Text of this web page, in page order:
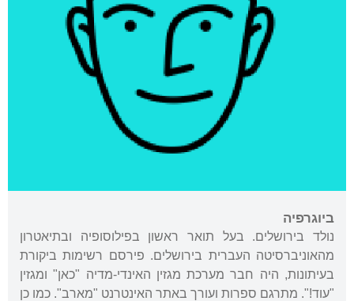
ביוגרפיה
נולד בירושלים. בעל תואר ראשון בפילוסופיה ובתיאטרון
מהאוניברסיטה העברית בירושלים. פירסם רשימות ביקורת
בעיתונות, היה חבר מערכת מגזין האינדי-מדיה "כאן" ומגזין
"עוד!". מתרגם ספרות ועורך באתר האינטרנט "מארב". כמו כן